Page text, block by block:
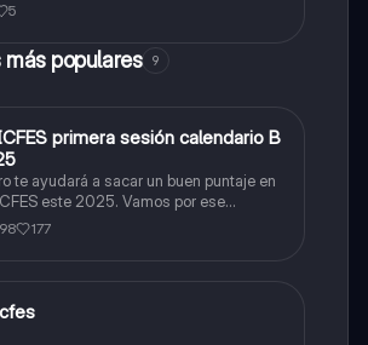
5
populares 9
primera sesión calendario B
te ayudará a sacar un buen puntaje en
este 2025. Vamos por ese
ser admitido en la universidad que
la carrera que quieres y no la que te
177
Crítica